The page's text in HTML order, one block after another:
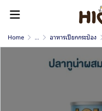
Home ... อาหารเปียกกระป๋อง